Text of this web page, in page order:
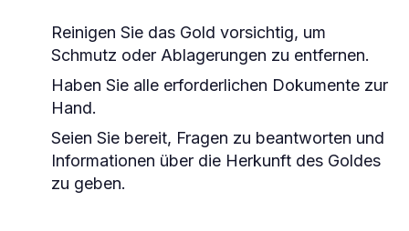
Reinigen Sie das Gold vorsichtig, um
Schmutz oder Ablagerungen zu entfernen.
Haben Sie alle erforderlichen Dokumente zur
Hand.
Seien Sie bereit, Fragen zu beantworten und
Informationen über die Herkunft des Goldes
zu geben.